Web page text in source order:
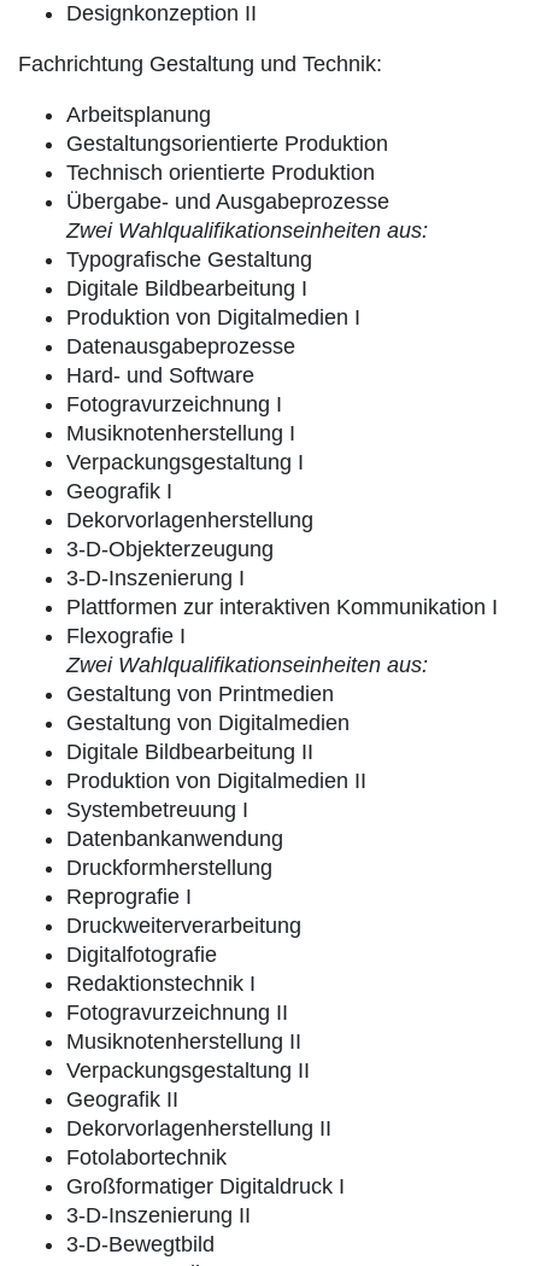
Designkonzeption II
Fachrichtung Gestaltung und Technik:
Arbeitsplanung
Gestaltungsorientierte Produktion
Technisch orientierte Produktion
Übergabe- und Ausgabeprozesse
Zwei Wahlqualifikationseinheiten aus:
Typografische Gestaltung
Digitale Bildbearbeitung I
Produktion von Digitalmedien I
Datenausgabeprozesse
Hard- und Software
Fotogravurzeichnung I
Musiknotenherstellung I
Verpackungsgestaltung I
Geografik I
Dekorvorlagenherstellung
3-D-Objekterzeugung
3-D-Inszenierung I
Plattformen zur interaktiven Kommunikation I
Flexografie I
Zwei Wahlqualifikationseinheiten aus:
Gestaltung von Printmedien
Gestaltung von Digitalmedien
Digitale Bildbearbeitung II
Produktion von Digitalmedien II
Systembetreuung I
Datenbankanwendung
Druckformherstellung
Reprografie I
Druckweiterverarbeitung
Digitalfotografie
Redaktionstechnik I
Fotogravurzeichnung II
Musiknotenherstellung II
Verpackungsgestaltung II
Geografik II
Dekorvorlagenherstellung II
Fotolabortechnik
Großformatiger Digitaldruck I
3-D-Inszenierung II
3-D-Bewegtbild